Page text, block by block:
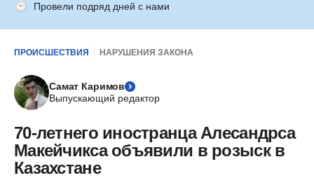
Провели подряд дней с нами
ПРОИСШЕСТВИЯ НАРУШЕНИЯ ЗАКОНА
Самат Каримов
Выпускающий редактор
70-летнего иностранца Алесандрса
Макейчикса объявили в розыск в
Казахстане